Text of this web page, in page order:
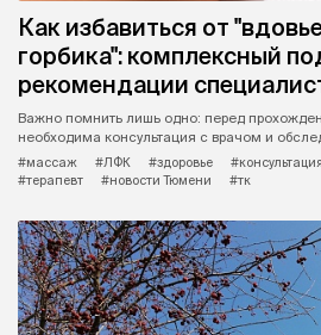
Как избавиться от
горбика": комплексный
рекомендации
Важно помнить лишь одно: перед
необходима консультация с врачом и
#массаж
#ЛФК #здоровье #консультация
#терапевт
#новости Тюмени #тк